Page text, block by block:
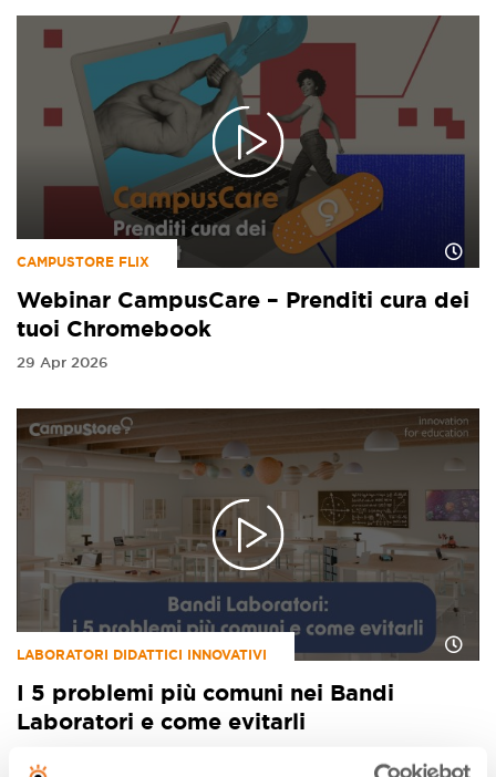
CAMPUSTORE FLIX
Webinar CampusCare – Prenditi cura dei
tuoi Chromebook
29 Apr 2026
LABORATORI DIDATTICI INNOVATIVI
I 5 problemi più comuni nei Bandi
Laboratori e come evitarli